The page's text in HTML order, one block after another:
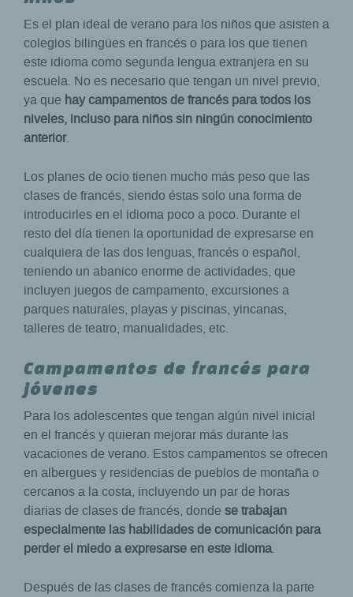
Es el plan ideal de verano para los niños que asisten a
colegios bilingües en francés o para los que tienen
este idioma como segunda lengua extranjera en su
escuela. No es necesario que tengan un nivel previo,
ya que hay campamentos de francés para todos los
niveles, incluso para niños sin ningún conocimiento
anterior.
Los planes de ocio tienen mucho más peso que las
clases de francés, siendo éstas solo una forma de
introducirles en el idioma poco a poco. Durante el
resto del día tienen la oportunidad de expresarse en
cualquiera de las dos lenguas, francés o español,
teniendo un abanico enorme de actividades, que
incluyen juegos de campamento, excursiones a
parques naturales, playas y piscinas, yincanas,
talleres de teatro, manualidades, etc.
Campamentos de francés para
jóvenes
Para los adolescentes que tengan algún nivel inicial
en el francés y quieran mejorar más durante las
vacaciones de verano. Estos campamentos se ofrecen
en albergues y residencias de pueblos de montaña o
cercanos a la costa, incluyendo un par de horas
diarias de clases de francés, donde se trabajan
especialmente las habilidades de comunicación para
perder el miedo a expresarse en este idioma.
Después de las clases de francés comienza la parte